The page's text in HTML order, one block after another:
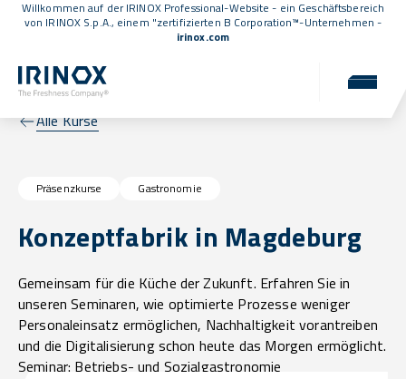
Willkommen auf der IRINOX Professional-Website - ein Geschäftsbereich
von IRINOX S.p.A., einem "zertifizierten B Corporation™-Unternehmen -
irinox.com
Alle Kurse
Präsenzkurse Gastronomie
Konzeptfabrik in Magdeburg
Gemeinsam für die Küche der Zukunft. Erfahren Sie in
unseren Seminaren, wie optimierte Prozesse weniger
Personaleinsatz ermöglichen, Nachhaltigkeit vorantreiben
und die Digitalisierung schon heute das Morgen ermöglicht.
Seminar: Betriebs- und Sozialgastronomie